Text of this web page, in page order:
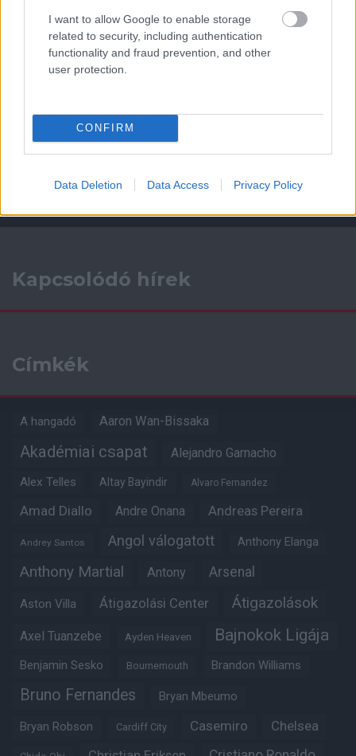
I want to allow Google to enable storage
related to security, including authentication
functionality and fraud prevention, and other
user protection.
CONFIRM
Data Deletion Data Access Privacy Policy
ELŐZŐ MÉRKŐZÉSEK
Támogasd adományoddal
a ManUtdFanatics.hu működését!
Kapcsolódó hírek
Címkék
A hangadó Aaron Wan-Bissaka
Akadémiai csapat Alejandro Garnacho
Alex Telles Altay Bayindir Alvaro Fernandez
Amad Diallo Andre Onana Andreas Pereira
Andrey Santos Angol válogatott Anthony Elanga
Anthony Martial Antony Arsenal
Aston Villa Átigazolási Center Átigazolások
Axel Tuanzebe Ayden Heaven Bajnokok Ligája
Benjamin Sesko Bournemouth Brandon Williams
Bruno Fernandes Bryan Mbeumo
Bryan Robson Cardiff City Casemiro Chelsea